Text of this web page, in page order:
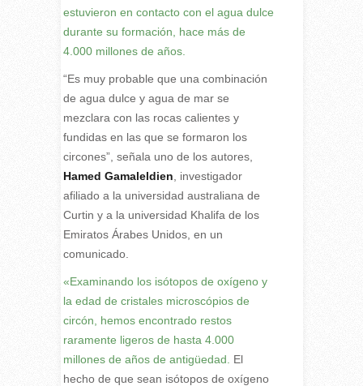
estuvieron en contacto con el agua dulce
durante su formación, hace más de
4.000 millones de años.
“Es muy probable que una combinación
de agua dulce y agua de mar se
mezclara con las rocas calientes y
fundidas en las que se formaron los
circones”, señala uno de los autores,
Hamed Gamaleldien , investigador
afiliado a la universidad australiana de
Curtin y a la universidad Khalifa de los
Emiratos Árabes Unidos, en un
comunicado.
«Examinando los isótopos de oxígeno y
la edad de cristales microscópios de
circón, hemos encontrado restos
raramente ligeros de hasta 4.000
millones de años de antigüedad.
El
hecho de que sean isótopos de oxígeno